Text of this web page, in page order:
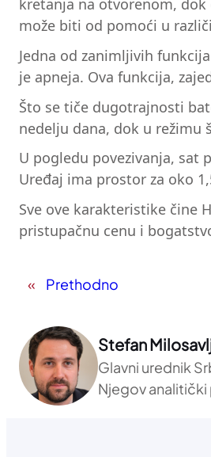
kretanja na otvorenom,
može biti od pomoći u
Jedna od zanimljivih
je apneja. Ova funkcija,
Što se tiče dugotrajnosti
nedelju dana, dok u režimu
U pogledu povezivanja,
Uređaj ima prostor za oko
Sve ove karakteristike čine
pristupačnu cenu i
« Prethodno
Stefan
Glavni urednik
Njegov